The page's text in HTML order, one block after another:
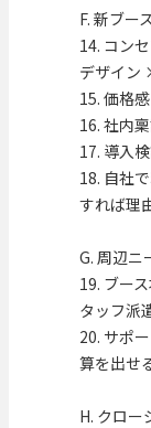
F. 新ブー
14. コン
デザイン
15. 価格
16. 社内
17. 導入
18. 自社
すれば理
G. 周辺ニ
19. ブー
タッフ派
20. サポ
算を出せ
H. クロー